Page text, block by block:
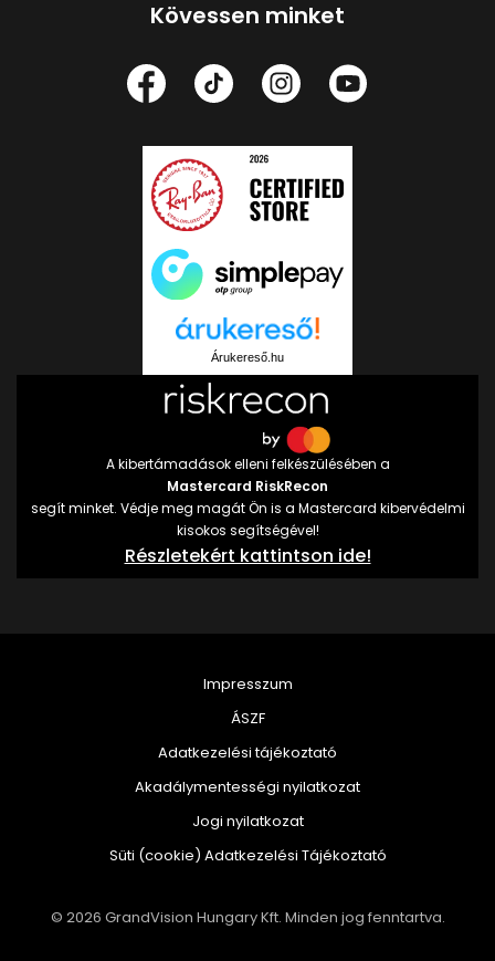
Kövessen minket
Árukereső.hu
A kibertámadások elleni felkészülésében a
Mastercard RiskRecon
segít minket. Védje meg magát Ön is a Mastercard kibervédelmi
kisokos segítségével!
Részletekért kattintson ide!
© 2026 GrandVision Hungary Kft. Minden jog fenntartva.
Impresszum
ÁSZF
Adatkezelési tájékoztató
Akadálymentességi nyilatkozat
Jogi nyilatkozat
Süti (cookie) Adatkezelési Tájékoztató